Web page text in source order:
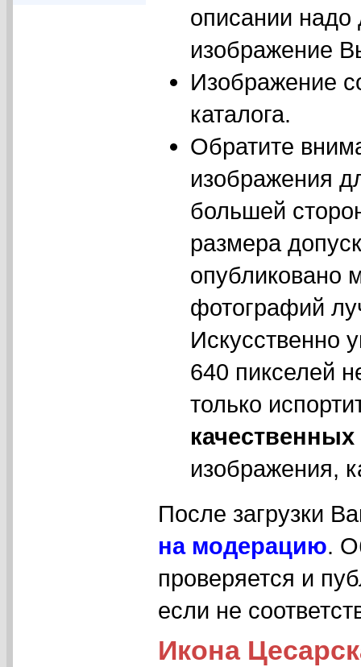
описании
изображение
Изображение
каталога.
Обратите
изображения
большей
размера
опубликовано
фотографий
Искусственно
640 пикселей
только
качественных
изображения,
После загрузки
на модерацию.
проверяется и
если не
Икона